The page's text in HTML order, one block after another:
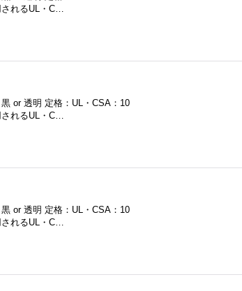
れるUL・C…
or 透明 定格：UL・CSA：10
れるUL・C…
or 透明 定格：UL・CSA：10
れるUL・C…